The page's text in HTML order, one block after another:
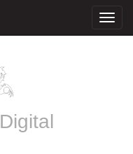
Digital